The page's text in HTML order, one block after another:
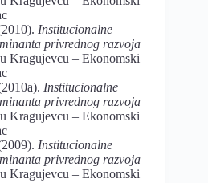
Institucionalne
privrednog razvoja
Kragujevcu – Ekonomski
Institucionalne
privrednog razvoja
Kragujevcu – Ekonomski
Institucionalne
privrednog razvoja
Kragujevcu – Ekonomski